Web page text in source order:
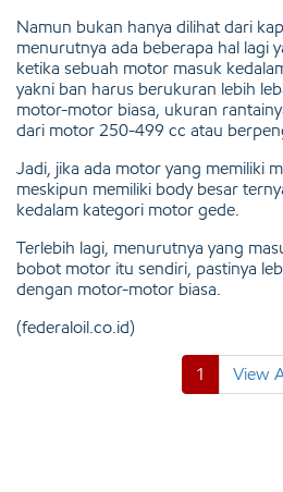
Namun bukan hanya dilihat dari
menurutnya ada beberapa hal lagi
ketika sebuah motor masuk
yakni ban harus berukuran lebih
motor-motor biasa, ukuran
dari motor 250-499 cc atau
Jadi, jika ada motor yang memiliki
meskipun memiliki body besar
kedalam kategori motor gede.
Terlebih lagi, menurutnya yang
bobot motor itu sendiri, pastinya
dengan motor-motor biasa.
(federaloil.co.id)
1 View